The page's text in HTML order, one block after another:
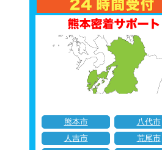
熊本市
八代市
人吉市
荒尾市